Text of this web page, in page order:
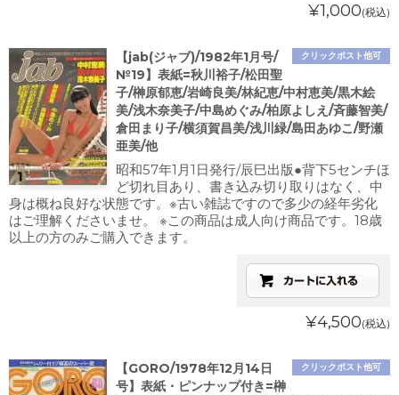
¥1,000(税込)
クリックポスト他可
【jab(ジャブ)/1982年1月号/
№19】表紙=秋川裕子/松田聖
子/榊原郁恵/岩崎良美/林紀恵/中村恵美/黒木絵
美/浅木奈美子/中島めぐみ/柏原よしえ/斉藤智美/
倉田まり子/横須賀昌美/浅川緑/島田あゆこ/野瀬
亜美/他
昭和57年1月1日発行/辰巳出版●背下5センチほ
ど切れ目あり、書き込み切り取りはなく、中
身は概ね良好な状態です。※古い雑誌ですので多少の経年劣化
はご理解くださいませ。 ※この商品は成人向け商品です。18歳
以上の方のみご購入できます。
¥4,500(税込)
クリックポスト他可
【GORO/1978年12月14日
号】表紙・ピンナップ付き=榊